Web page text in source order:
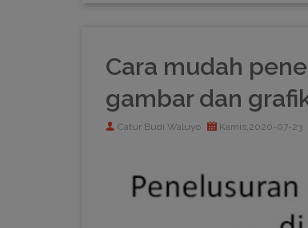
Cara mudah
gambar dan
Catur Budi Waluyo Kamis,2020-07-23